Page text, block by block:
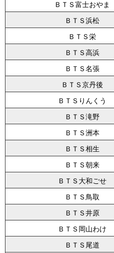
ＢＴＳ富士おやま
ＢＴＳ浜松
ＢＴＳ栄
ＢＴＳ高浜
ＢＴＳ名張
ＢＴＳ京丹後
ＢＴＳりんくう
ＢＴＳ滝野
ＢＴＳ洲本
ＢＴＳ相生
ＢＴＳ朝来
ＢＴＳ大和ごせ
ＢＴＳ鳥取
ＢＴＳ井原
ＢＴＳ岡山わけ
ＢＴＳ尾道